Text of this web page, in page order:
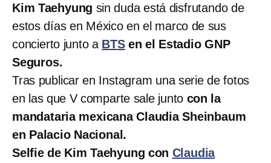
Kim Taehyung sin duda está disfrutando de
estos días en México en el marco de sus
concierto junto a BTSen el Estadio GNP
Seguros.
Tras publicar en Instagram una serie de fotos
en las que V comparte sale junto con la
mandataria mexicana Claudia Sheinbaum
en Palacio Nacional.
Selfie de Kim Taehyung con Claudia